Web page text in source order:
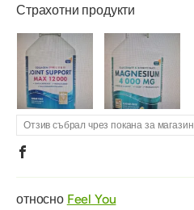
Страхотни продукти
Отзив събрал чрез покана за магазин
Feel You